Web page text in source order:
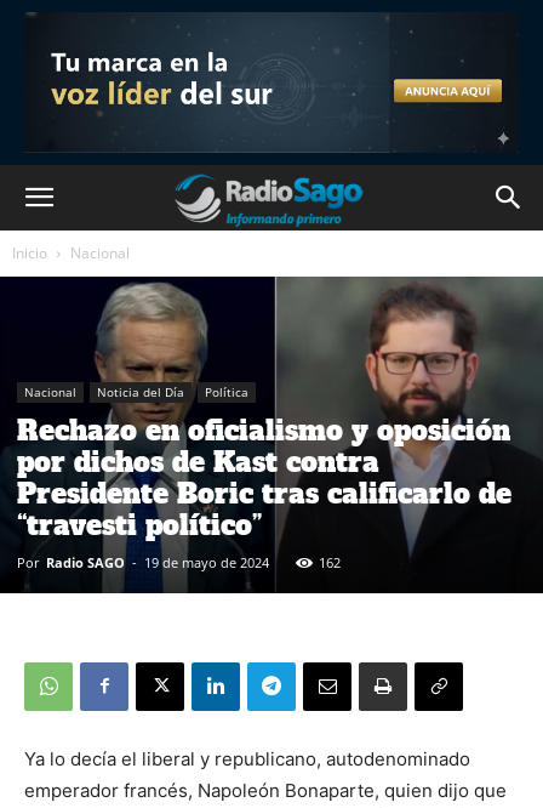
Inicio Nacional
Nacional Noticia del Día Política
Rechazo en oficialismo y oposición
por dichos de Kast contra
Presidente Boric tras calificarlo de
“travesti político”
Por Radio SAGO - 19 de mayo de 2024 162
Ya lo decía el liberal y republicano, autodenominado
emperador francés, Napoleón Bonaparte, quien dijo que